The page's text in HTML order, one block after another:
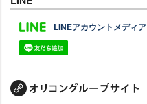
LINEアカウントメディア